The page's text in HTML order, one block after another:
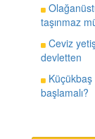
taşınmaz
Ceviz
devletten
Küçükbaş
başlamalı?